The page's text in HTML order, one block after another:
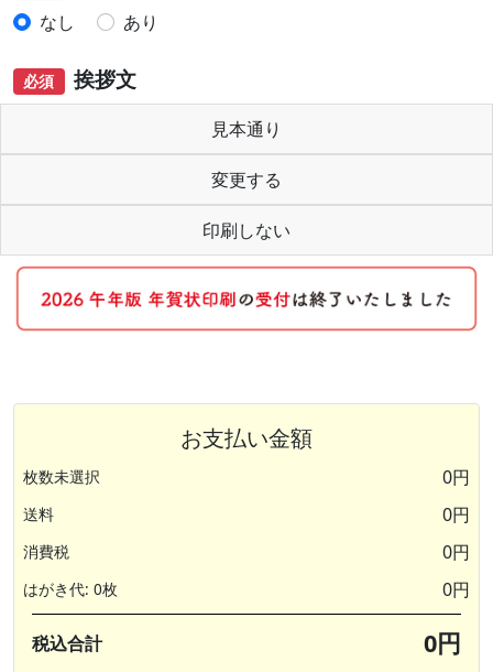
なし あり
必須 挨拶文
見本通り
変更する
印刷しない
お支払い金額
枚数未選択 0円
送料 0円
消費税 0円
はがき代: 0枚 0円
税込合計 0円